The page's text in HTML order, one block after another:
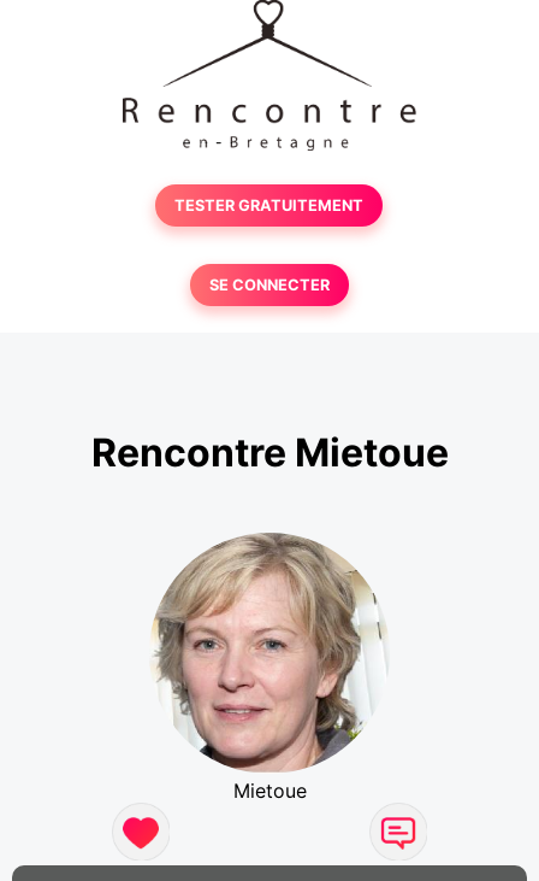
TESTER GRATUITEMENT
SE CONNECTER
Rencontre Mietoue
Mietoue